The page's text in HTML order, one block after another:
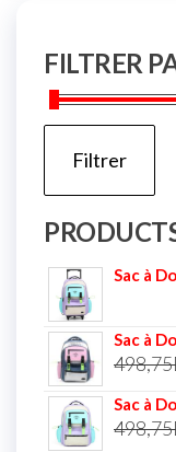
FILTRER
Filtrer
Sac à
Sac à
498,75
Sac à
498,75